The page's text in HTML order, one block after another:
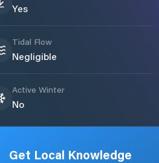
Yes
Tidal Flow
Negligible
Active Winter
No
Get Local Knowledge